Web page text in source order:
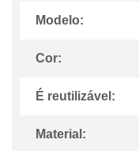
Modelo:
Cor:
É reutilizável:
Material: